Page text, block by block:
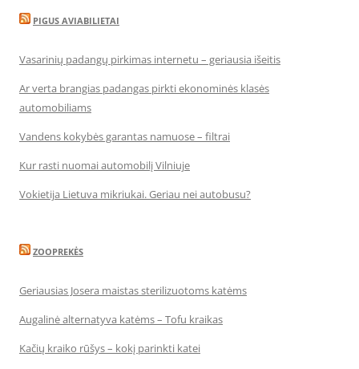
PIGUS AVIABILIETAI
Vasarinių padangų pirkimas internetu – geriausia išeitis
Ar verta brangias padangas pirkti ekonominės klasės
automobiliams
Vandens kokybės garantas namuose – filtrai
Kur rasti nuomai automobilį Vilniuje
Vokietija Lietuva mikriukai. Geriau nei autobusu?
ZOOPREKĖS
Geriausias Josera maistas sterilizuotoms katėms
Augalinė alternatyva katėms – Tofu kraikas
Kačių kraiko rūšys – kokį parinkti katei